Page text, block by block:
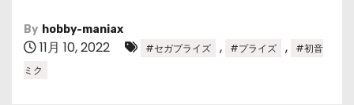
By hobby-maniax
11月 10, 2022 #セガプライズ , #プライズ ,
#初音
ミク